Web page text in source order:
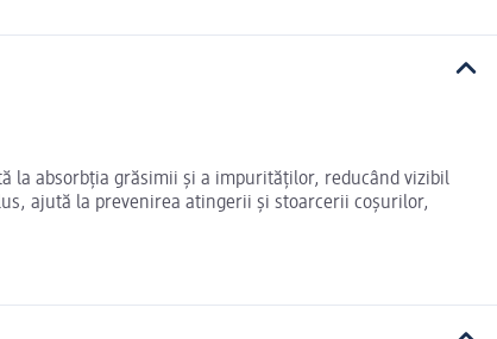
la absorbția grăsimii și a impurităților, reducând vizibil
ajută la prevenirea atingerii și stoarcerii coșurilor,